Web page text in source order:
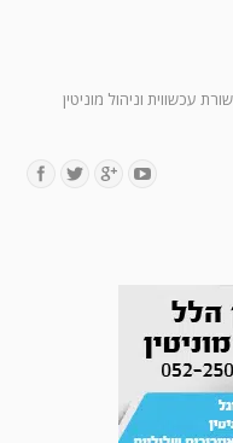
עכשווית וניהול מוניטין